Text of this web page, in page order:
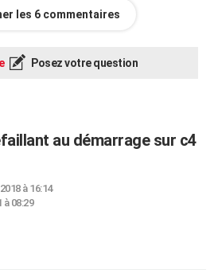
les 6 commentaires
Posez votre question
au démarrage sur c4
à 16:14
à 08:29